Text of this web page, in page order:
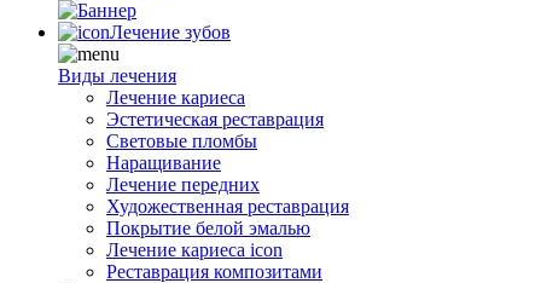
Лечение зубов
Виды лечения
Лечение кариеса
Эстетическая реставрация
Световые пломбы
Наращивание
Лечение передних
Художественная реставрация
Покрытие белой эмалью
Лечение кариеса icon
Реставрация композитами